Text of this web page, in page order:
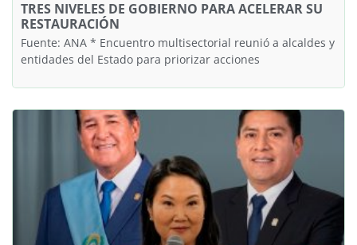
TRES NIVELES DE GOBIERNO PARA ACELERAR SU
RESTAURACIÓN
Fuente: ANA * Encuentro multisectorial reunió a alcaldes y
entidades del Estado para priorizar acciones